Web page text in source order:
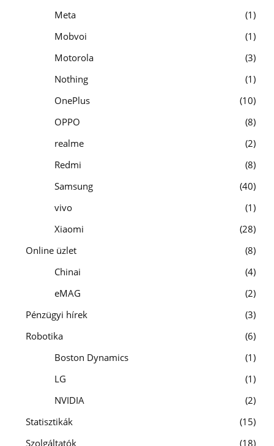
Meta
1
Mobvoi
1
Motorola
3
Nothing
1
OnePlus
10
OPPO
8
realme
2
Redmi
8
Samsung
40
vivo
1
Xiaomi
28
Online üzlet
8
Chinai
4
eMAG
2
Pénzügyi hírek
3
Robotika
6
Boston Dynamics
1
LG
1
NVIDIA
2
Statisztikák
15
Szolgáltatók
18